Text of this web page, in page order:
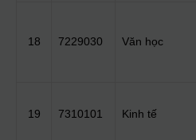
18 7229030 Văn học
19 7310101 Kinh tế